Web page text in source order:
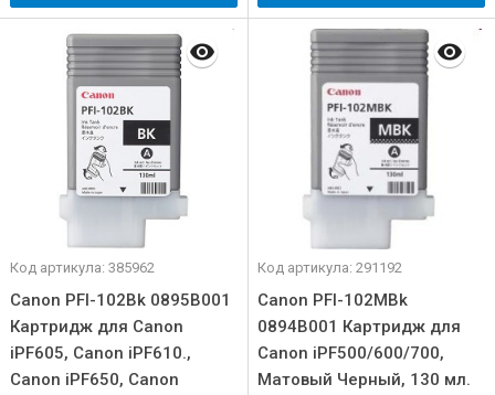
Код артикула: 385962
Canon PFI-102Bk 0895B001
Картридж для Canon
iPF605, Canon iPF610.,
Canon iPF650, Canon
Код артикула: 291192
Canon PFI-102MBk
0894B001 Картридж для
Canon iPF500/600/700,
Матовый Черный, 130 мл.